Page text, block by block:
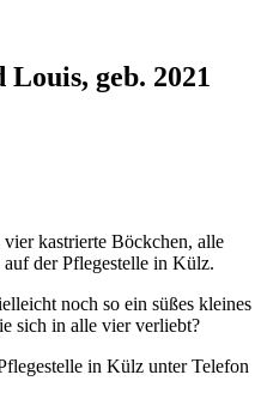
geb. 2021
vier kastrierte Böckchen, alle
der Pflegestelle in Külz.
noch so ein süßes kleines
sich in alle vier verliebt?
in Külz unter Telefon